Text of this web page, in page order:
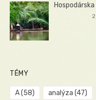
TÉMY
A(58) analýza (47)